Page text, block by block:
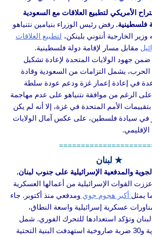
الأمريكي لتطبيع العلاقات مع السعودية
فلسطينية. رفض رئيس الوزراء بنيامين نتنياهو
الخارجية أنتوني بلينكن، لتطبيع العلاقات
مقابل مسار لإقامة دولة فلسطينية.
ضمن جهود الولايات المتحدة لإعادة تشكيل
يشمل التزامات من السعودية وقادة
في إعادة إعمار غزة ودعم عودة سلطة
الرغم من موافقة نتنياهو على عدم مهاجمة
الأمم المتحدة في غزة، إلا أنه لم يكن
في سيادة فلسطين، على عكس آمال الولايات
★ لبنان
17 يناير 2024، عززت القوات الإسرائيلية من أعمالها العسكرية
يمثل أكبر هجوم جوي ومدفعي منذ أكتوبر. جاء
عسكرية إسرائيلية واسعة النطاق،
وتؤكد استعدادها للتحرك الفوري. شمل
الهجوم 14 غارة جوية و30 ضربة صاروخية استهدفت البنية التحتية